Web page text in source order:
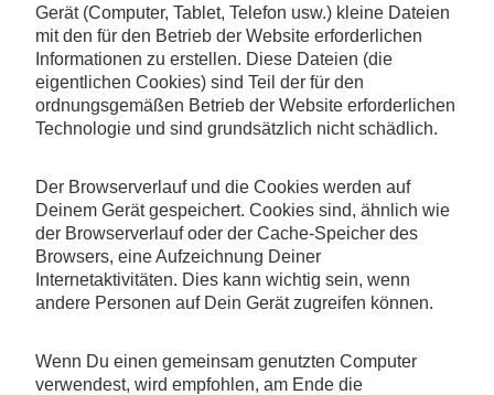
Gerät (Computer, Tablet, Telefon usw.) kleine Dateien
mit den für den Betrieb der Website erforderlichen
Informationen zu erstellen. Diese Dateien (die
eigentlichen Cookies) sind Teil der für den
ordnungsgemäßen Betrieb der Website erforderlichen
Technologie und sind grundsätzlich nicht schädlich.
Der Browserverlauf und die Cookies werden auf
Deinem Gerät gespeichert. Cookies sind, ähnlich wie
der Browserverlauf oder der Cache-Speicher des
Browsers, eine Aufzeichnung Deiner
Internetaktivitäten. Dies kann wichtig sein, wenn
andere Personen auf Dein Gerät zugreifen können.
Wenn Du einen gemeinsam genutzten Computer
verwendest, wird empfohlen, am Ende die